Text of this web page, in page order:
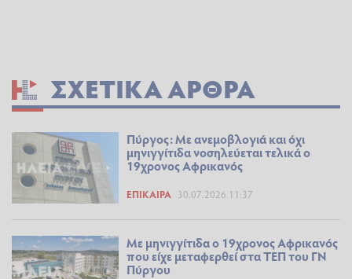
ΣΧΕΤΙΚΆ ΆΡΘΡΑ
Πύργος: Με ανεμοβλογιά και όχι
μηνιγγίτιδα νοσηλεύεται τελικά ο
19χρονος Αφρικανός
ΕΠΊΚΑΙΡΑ 30.07.2026 11:37
Με μηνιγγίτιδα ο 19χρονος Αφρικανός
που είχε μεταφερθεί στα ΤΕΠ του ΓΝ
Πύργου